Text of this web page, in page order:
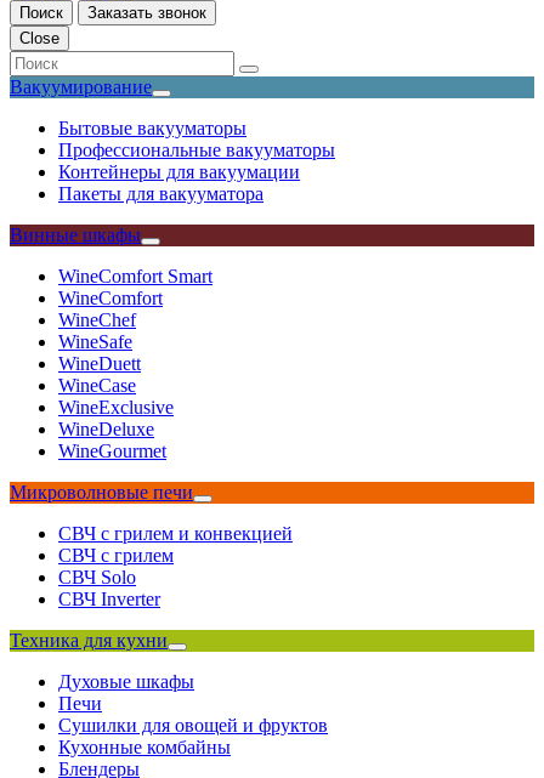
Поиск
Заказать звонок
Close
Вакуумирование
Бытовые вакууматоры
Профессиональные вакууматоры
Контейнеры для вакуумации
Пакеты для вакууматора
Винные шкафы
WineComfort Smart
WineComfort
WineChef
WineSafe
WineDuett
WineCase
WineExclusive
WineDeluxe
WineGourmet
Микроволновые печи
СВЧ с грилем и конвекцией
СВЧ с грилем
СВЧ Solo
СВЧ Inverter
Техника для кухни
Духовые шкафы
Печи
Сушилки для овощей и фруктов
Кухонные комбайны
Блендеры